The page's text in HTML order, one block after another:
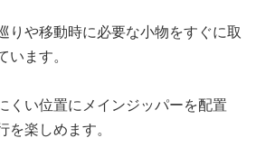
りや移動時に必要な小物をすぐに取
ます。
くい位置にメインジッパーを配置
楽しめます。